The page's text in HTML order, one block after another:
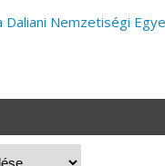
Daliani Nemzetiségi